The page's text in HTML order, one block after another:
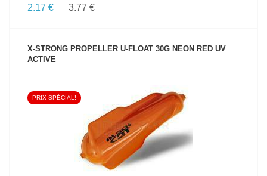
2.17 € 3.77 €
X-STRONG PROPELLER U-FLOAT 30G NEON RED UV
ACTIVE
VOIR LE PRODUIT
PRIX SPÉCIAL!